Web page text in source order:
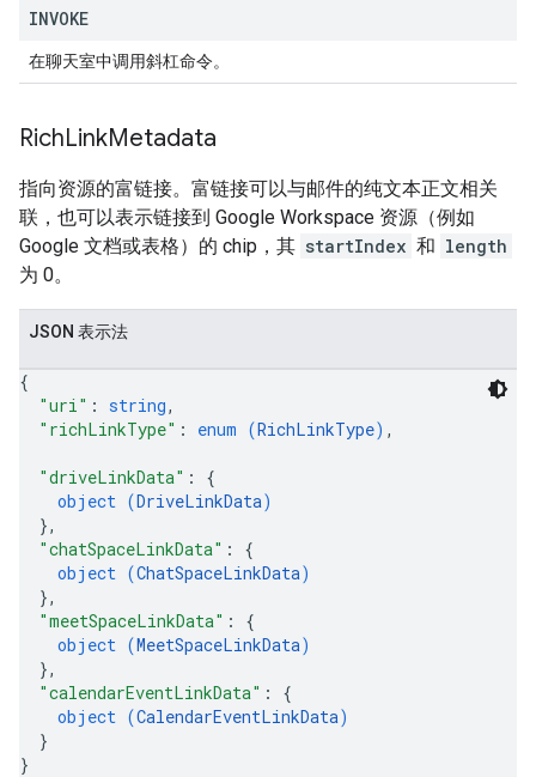
INVOKE
在聊天室中调用斜杠命令。
RichLinkMetadata
指向资源的富链接。富链接可以与邮件的纯文本正文相关
联，也可以表示链接到 Google Workspace 资源（例如
Google 文档或表格）的 chip，其 startIndex 和 length
为 0。
JSON 表示法
{
"uri" : string,
"richLinkType" : enum (RichLinkType) ,
"driveLinkData" : {
object (DriveLinkData)
},
"chatSpaceLinkData" : {
object (ChatSpaceLinkData)
},
"meetSpaceLinkData" : {
object (MeetSpaceLinkData)
},
"calendarEventLinkData" : {
object (CalendarEventLinkData)
}
}